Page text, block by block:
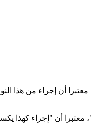
أن إجراء من هذا
أن "إجراء كهذا يكسر